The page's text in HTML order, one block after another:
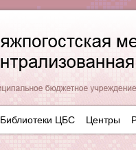
Библиотеки ЦБС Центры